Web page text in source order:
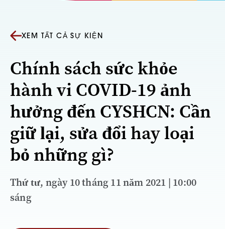
XEM TẤT CẢ SỰ KIỆN
Chính sách sức khỏe
hành vi COVID-19 ảnh
hưởng đến CYSHCN: Cần
giữ lại, sửa đổi hay loại
bỏ những gì?
Thứ tư, ngày 10 tháng 11 năm 2021 | 10:00
sáng